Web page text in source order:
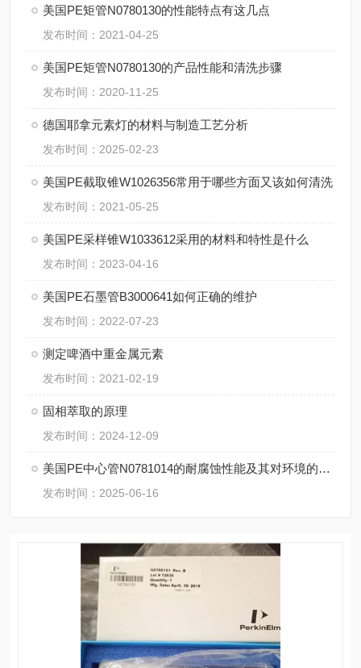
美国PE矩管N0780130的性能特点有这几点
发布时间：2021-04-25
美国PE矩管N0780130的产品性能和清洗步骤
发布时间：2020-11-25
德国耶拿元素灯的材料与制造工艺分析
发布时间：2025-02-23
美国PE截取锥W1026356常用于哪些方面又该如何清洗
发布时间：2021-05-25
美国PE采样锥W1033612采用的材料和特性是什么
发布时间：2023-04-16
美国PE石墨管B3000641如何正确的维护
发布时间：2022-07-23
测定啤酒中重金属元素
发布时间：2021-02-19
固相萃取的原理
发布时间：2024-12-09
美国PE中心管N0781014的耐腐蚀性能及其对环境的适应性
发布时间：2025-06-16